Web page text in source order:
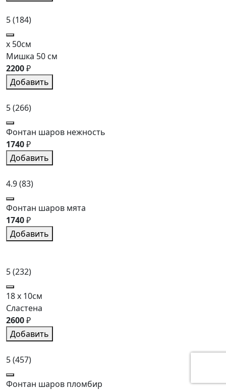
5(184)
x 50см
Мишка 50 см
2200₽
Добавить
5(266)
Фонтан шаров нежность
1740₽
Добавить
4.9(83)
Фонтан шаров мята
1740₽
Добавить
5(232)
18 x 10см
Сластена
2600₽
Добавить
5(457)
Фонтан шаров пломбир